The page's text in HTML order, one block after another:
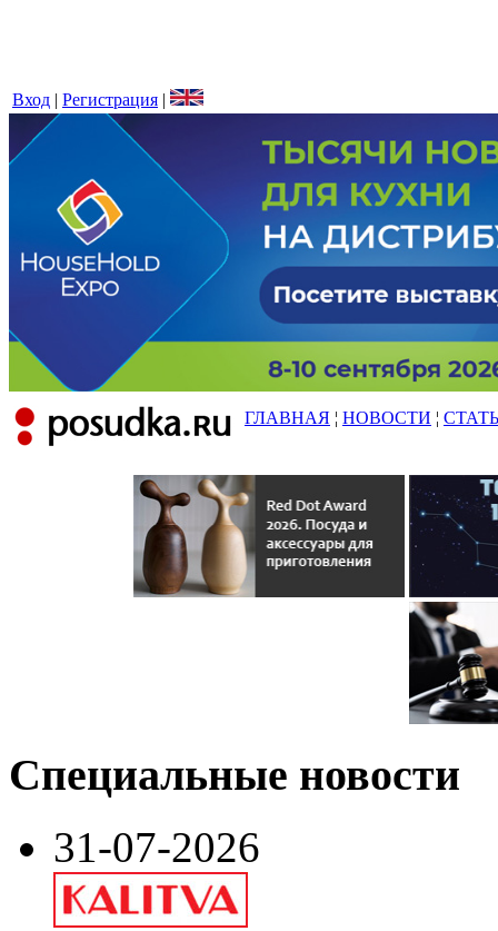
Вход | Регистрация |
ГЛАВНАЯ ¦ НОВОСТИ ¦
Специальные новости
31-07-2026